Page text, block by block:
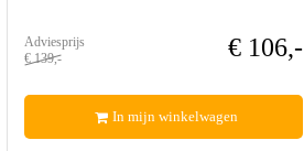
Adviesprijs
€ 139,-
€ 106,-
In mijn winkelwagen